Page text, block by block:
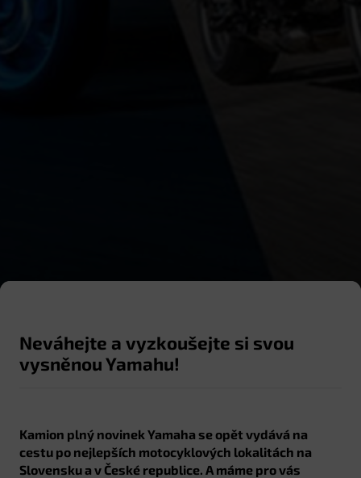
Neváhejte a vyzkoušejte si svou
vysněnou Yamahu!
Kamion plný novinek Yamaha se opět vydává na
cestu po nejlepších motocyklových lokalitách na
Slovensku a v České republice. A máme pro vás